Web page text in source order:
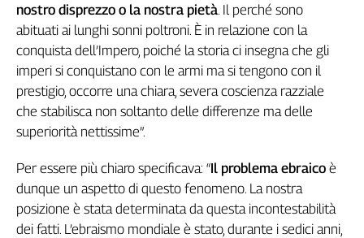
120
anni
Collettiva
Academy
Collettiva
Play
Collettiva
Talk
La
settimana
nostro disprezzo o la nostra pietà. Il perché sono
abituati ai lunghi sonni poltroni. È in relazione con la
conquista dell’Impero, poiché la storia ci insegna che gli
imperi si conquistano con le armi ma si tengono con il
prestigio, occorre una chiara, severa coscienza razziale
che stabilisca non soltanto delle differenze ma delle
superiorità nettissime”.
Per essere più chiaro specificava: “Il problema ebraico è
dunque un aspetto di questo fenomeno. La nostra
posizione è stata determinata da questa incontestabilità
dei fatti. L’ebraismo mondiale è stato, durante i sedici anni,